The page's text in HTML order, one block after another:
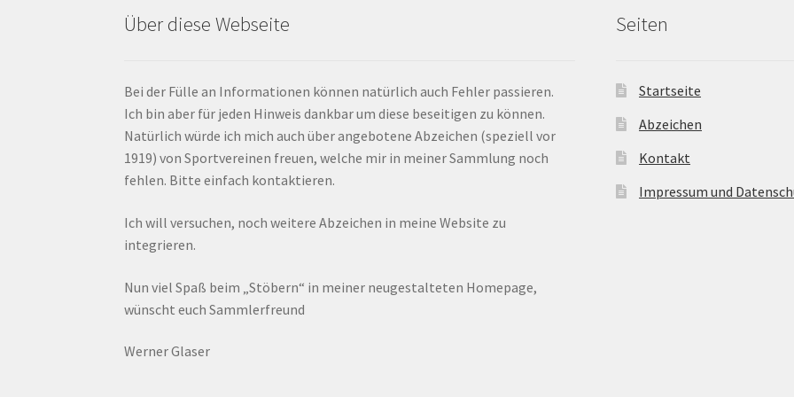
Über diese Webseite
Bei der Fülle an Informationen können natürlich auch Fehler passieren.
Ich bin aber für jeden Hinweis dankbar um diese beseitigen zu können.
Natürlich würde ich mich auch über angebotene Abzeichen (speziell vor
1919) von Sportvereinen freuen, welche mir in meiner Sammlung noch
fehlen. Bitte einfach kontaktieren.
Ich will versuchen, noch weitere Abzeichen in meine Website zu
integrieren.
Nun viel Spaß beim „Stöbern“ in meiner neugestalteten Homepage,
wünscht euch Sammlerfreund
Werner Glaser
Seiten
Startseite
Abzeichen
Kontakt
Impressum und